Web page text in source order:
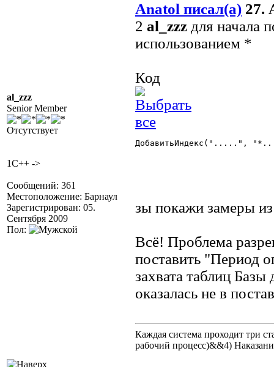
al_zzz
Senior Member
Отсутствует
1C++ ->
Сообщений: 361
Местоположение: Барнаул
Зарегистрирован: 05.
Сентября 2009
Пол:
Anatol писал(а) 27.
2 al_zzz для начала
использованием *
Код
ДобавитьИндекс(".....",
зы покажи замеры
Всё! Проблема
поставить "Период
захвата таблиц
оказалась не в
Каждая система проходит три
рабочий процесс)&&4)